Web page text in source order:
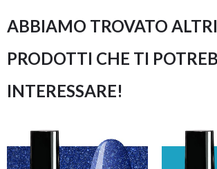
ABBIAMO TROVATO ALTRI
PRODOTTI CHE TI
INTERESSARE!